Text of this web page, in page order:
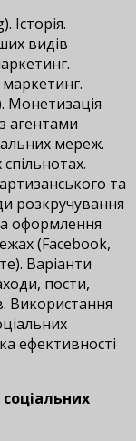
видів
Монетизація
агентами
мереж.
та
розкручування
оформлення
(Facebook,
Варіанти
пости,
Використання
ефективності